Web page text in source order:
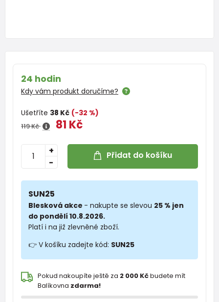
24 hodin
Kdy vám produkt doručíme?
Ušetříte 38 Kč (-32 %)
119 Kč 81 Kč
-
+ Přidat do košíku
SUN25
Blesková akce - nakupte se slevou 25 % jen
do pondělí 10.8.2026.
Platí i na již zlevněné zboží.
👉 V košíku zadejte kód: SUN25
Pokud nakoupíte ještě za 2 000 Kčbudete mít
Balíkovna zdarma!